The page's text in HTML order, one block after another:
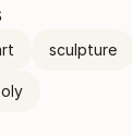
sculpture